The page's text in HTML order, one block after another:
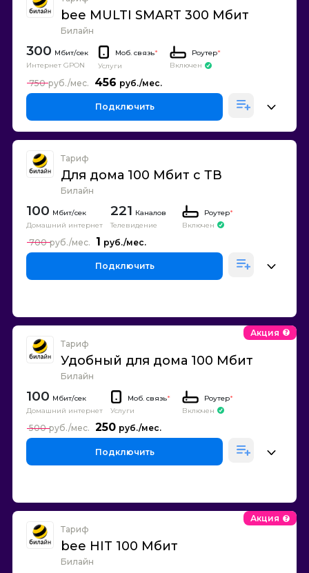
bee MULTI SMART 300 Мбит
Билайн
300
Интернет GPON
Моб. связь*
Услуги
Роутер*
Включен
456
750
Подключить
Тариф
Для дома 100 Мбит с ТВ
Билайн
100
Домашний интернет
221 Каналов
Телевидение
Роутер*
Включен
1
700
Подключить
Тариф
Удобный для дома 100 Мбит
Билайн
Акция
100
Домашний интернет
Моб. связь*
Услуги
Роутер*
Включен
250
500
Подключить
Тариф
bee HIT 100 Мбит
Билайн
Акция